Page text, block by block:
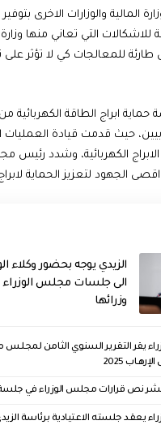
المالية والوزارات الاخرى
للاشكالات التي تعاني منها وزارة
للمعالجات كي لا تؤثر على
ابراج الطاقة الكهربائية
حيث قدمت قيادة العمليات
الابراج الكهربائية، وشدد رئيس
الجهود لتعزيز الحماية
الزيدي يوجه بحضور وكلاء
الى جلسات مجلس
وزرائها
يقر التقرير السنوي الثامن
2025
نص قرارات مجلس الوزراء في جلسة
يعقد جلسته الاعتيادية برئاسة